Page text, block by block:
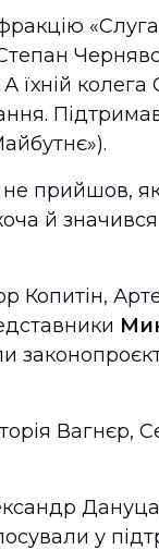
їхній
прийшов,
й
Копитін,
Вагнєр,
у